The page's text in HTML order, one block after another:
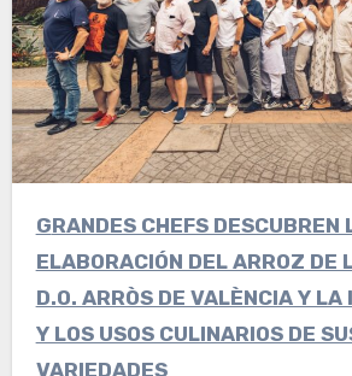
GRANDES CHEFS DESCUBREN LA
ELABORACIÓN DEL ARROZ DE
D.O. ARRÒS DE VALÈNCIA Y LA
Y LOS USOS CULINARIOS DE
VARIEDADES